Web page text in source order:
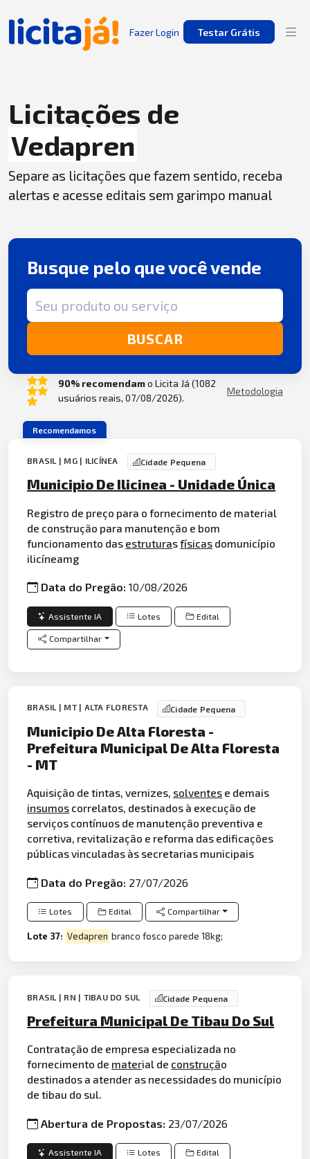
Fazer Login Testar Grátis
Licitações de
Vedapren
Separe as licitações que fazem sentido, receba
alertas e acesse editais sem garimpo manual
Busque pelo que você vende
Termo de busca
BUSCAR
90% recomendamo Licita Já (1082
usuários reais, 07/08/2026).
Metodologia
Recomendamos
BRASIL | MG | ILICÍNEA Cidade Pequena
Municipio De Ilicinea - Unidade Única
Registro de preço para o fornecimento de material
de construção para manutenção e bom
funcionamento das estruturasfísicas domunicípio
ilicíneamg
Data do Pregão:10/08/2026
Assistente IA Lotes Edital
Compartilhar
BRASIL | MT | ALTA FLORESTA Cidade Pequena
Municipio De Alta Floresta -
Prefeitura Municipal De Alta Floresta
- MT
Aquisição de tintas, vernizes, solventes e demais
insumos correlatos, destinados à execução de
serviços contínuos de manutenção preventiva e
corretiva, revitalização e reforma das edificações
públicas vinculadas às secretarias municipais
Data do Pregão: 27/07/2026
Lotes Edital Compartilhar
Lote 37: Vedapren branco fosco parede 18kg;
BRASIL | RN | TIBAU DO SUL Cidade Pequena
Prefeitura Municipal De Tibau Do Sul
Contratação de empresa especializada no
fornecimento de material de construção
destinados a atender as necessidades do município
de tibau do sul.
Abertura de Propostas: 23/07/2026
Assistente IA Lotes Edital